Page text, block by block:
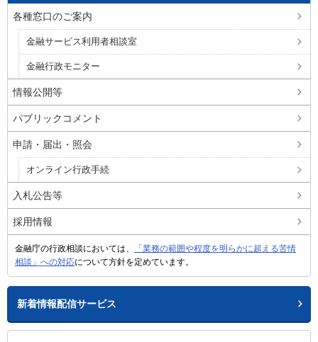
各種窓口のご案内
金融サービス利用者相談室
金融行政モニター
情報公開等
パブリックコメント
申請・届出・照会
オンライン行政手続
入札公告等
採用情報
金融庁の行政相談においては、
「業務の範囲や程度を明らかに超える苦情
相談」への対応について方針を定めています。
新着情報配信サービス